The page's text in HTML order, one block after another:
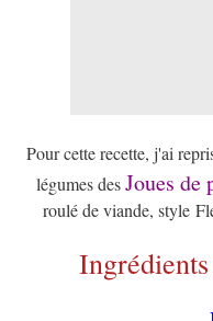
Pour cette recette, j'ai
légumes desJoues de
roulé de viande, style